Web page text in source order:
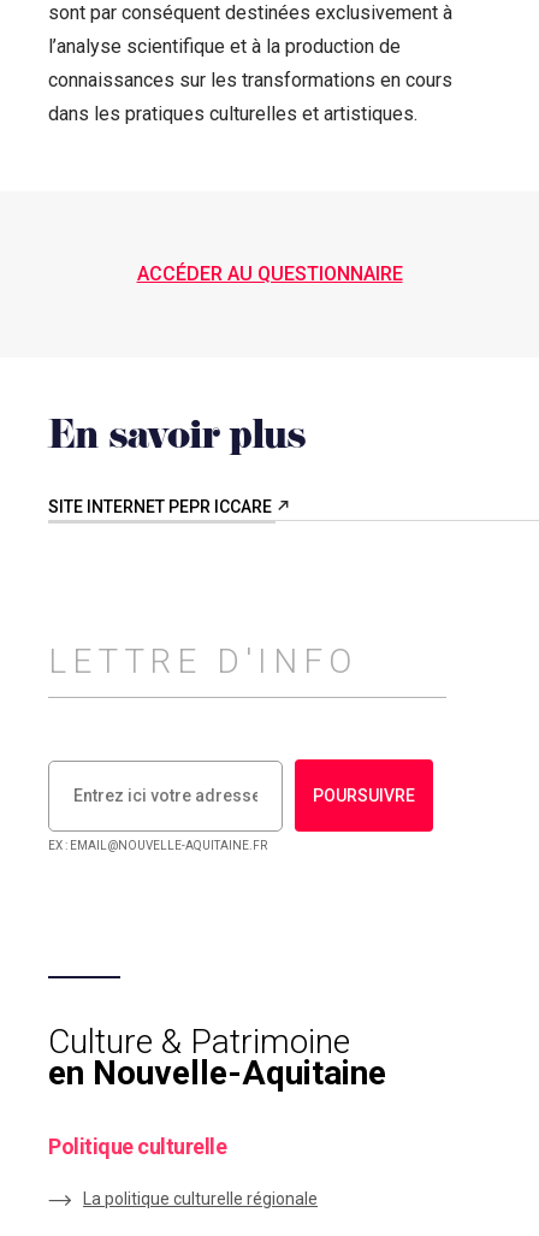
sont par conséquent destinées exclusivement à
l’analyse scientifique et à la production de
connaissances sur les transformations en cours
dans les pratiques culturelles et artistiques.
ACCÉDER AU QUESTIONNAIRE
En savoir plus
SITE INTERNET PEPR ICCARE
LETTRE D'INFO
POURSUIVRE
EX : EMAIL@NOUVELLE-AQUITAINE.FR
Culture & Patrimoine
en Nouvelle-Aquitaine
Politique culturelle
La politique culturelle régionale